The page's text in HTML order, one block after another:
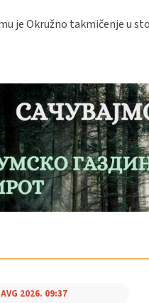
je Okružno takmičenje u
2026. 09:37